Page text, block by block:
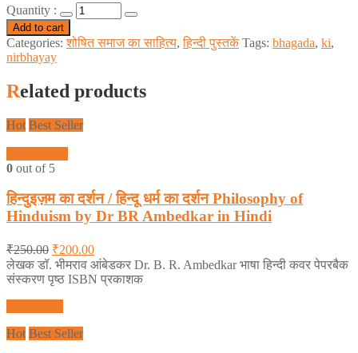
Quantity :
Add to cart
Categories:शोषित समाज का साहित्य,हिन्दी पुस्तकें Tags: bhagada, ki,
nirbhayay
Related products
Hot Best Seller
0 out of 5
हिन्दुइज़म का दर्शन / हिन्दू धर्म का दर्शन Philosophy of
Hinduism by Dr BR Ambedkar in Hindi
₹250.00 ₹200.00
लेखक डॉ. भीमराव आंबेडकर Dr. B. R. Ambedkar भाषा हिन्दी कवर पेपरबैक
संस्करण पृष्ठ ISBN प्रकाशक
Hot Best Seller